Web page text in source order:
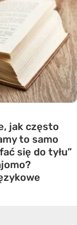
jak często
to samo
się do tyłu”